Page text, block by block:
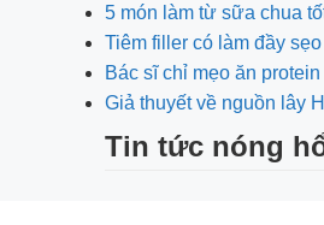
5 món làm từ sữa chua
Tiêm filler có làm đầy
Bác sĩ chỉ mẹo ăn
Giả thuyết về nguồn lây
Tin tức nóng